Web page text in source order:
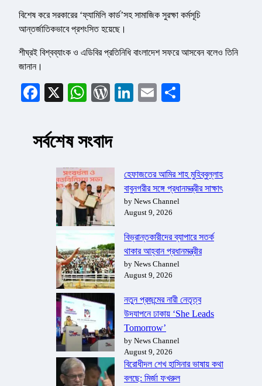
বিশেষ করে সরকারের ‘ফ্যামিলি কার্ড’সহ সামাজিক সুরক্ষা কর্মসূচি
আন্তর্জাতিকভাবে প্রশংসিত হয়েছে।
শীঘ্রই বিশ্বব্যাংক ও এডিবির প্রতিনিধি বাংলাদেশ সফরে আসবেন বলেও তিনি
জানান।
Facebook
X WhatsApp
WordPress
LinkedIn
Email
সর্বশেষ সংবাদ
হেফাজতের আমির শাহ মুহিব্বুল্লাহ
বাবুনগরীর সঙ্গে প্রধানমন্ত্রীর সাক্ষাৎ
by News Channel
August 9, 2026
বিভ্রান্তকারীদের ব্যাপারে সতর্ক
থাকার আহ্বান প্রধানমন্ত্রীর
by News Channel
August 9, 2026
নতুন প্রজন্মের নারী নেতৃত্ব
উদযাপনে ঢাকায় ‘She Leads
Tomorrow’
by News Channel
August 9, 2026
বিরোধীদল শেখ হাসিনার ভাষায় কথা
বলছে: মির্জা ফখরুল